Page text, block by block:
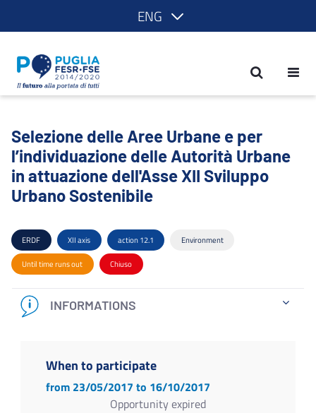
ENG
Selezione delle Aree Urbane e per
Selezione delle Aree Urbane e per
l’individuazione delle Autorità Urbane
in attuazione dell'Asse XII Sviluppo
Urbano Sostenibile
ERDF XII axis action 12.1 Environment
Until time runs out Chiuso
INFORMATIONS
When to participate
from 23/05/2017 to 16/10/2017
Opportunity expired